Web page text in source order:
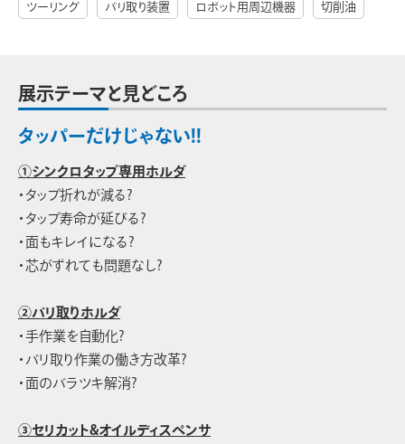
ツーリング バリ取り装置 ロボット用周辺機器 切削油
展示テーマと見どころ
タッパーだけじゃない!!
①シンクロタップ専用ホルダ
・タップ折れが減る?
・タップ寿命が延びる?
・面もキレイになる?
・芯がずれても問題なし?
②バリ取りホルダ
・手作業を自動化?
・バリ取り作業の働き方改革?
・面のバラツキ解消?
③セリカット&オイルディスペンサ